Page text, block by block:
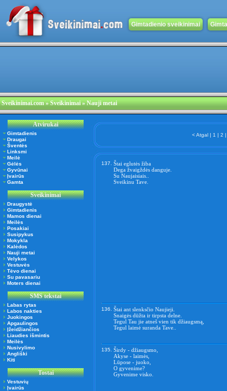
Gimtadienio sveikinimai
Sveikinimai.com» Sveikinimai » Nauji metai
Atvirukai
Gimtadienis
Draugai
Šventės
Linksmi
Meilė
Gėlės
Gyvūnai
Įvairūs
Gamta
Sveikinimai
Draugystė
Gimtadienis
Mamos dienai
Meilės
Posakiai
Susipykus
Mokykla
Kalėdos
Nauji metai
Velykos
Vestuvės
Tėvo dienai
Su pavasariu
Moters dienai
SMS tekstai
Labas rytas
Labos nakties
Juokingos
Apgaulingos
Įžeidžiančios
Liaudies išmintis
Meilės
Nusivylimo
Angliški
Kiti
Tostai
Vestuvių
Įvairūs
< Atgal| 1 | 2 |
137. Štai eglutės žiba
Dega žvaigždės danguje.
Su Naujaisiais..
Sveikinu Tave.
136. Štai ant slenksčio Naujieji.
Snaigės dūžta ir tirpsta delne.
Tegul Tau jie atneš vien tik džiaugsmą,
Tegul laimė suranda Tave..
135. Širdy - džiaugsmo,
Akyse - laimės,
Lūpose - juoko,
O gyvenime?
Gyvenime visko.